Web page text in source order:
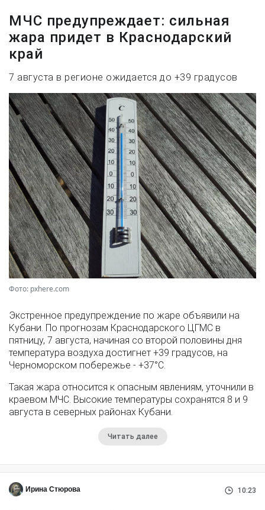
МЧС предупреждает: сильная
жара придет в Краснодарский
край
7 августа в регионе ожидается до +39 градусов
Фото: pxhere.com
Экстренное предупреждение по жаре объявили на
Кубани. По прогнозам Краснодарского ЦГМС в
пятницу, 7 августа, начиная со второй половины дня
температура воздуха достигнет +39 градусов, на
Черноморском побережье - +37°­С.
Такая жара относится к опасным явлениям, уточнили в
краевом МЧС. Высокие температуры сохранятся 8 и 9
августа в северных районах Кубани.
Читать далее
Ирина Стюрова 10:23